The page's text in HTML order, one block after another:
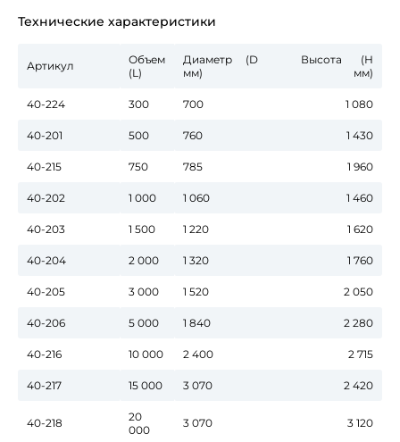
Технические характеристики
Артикул
Объем
(L)
Диаметр (D
мм)
Высота (Н
мм)
40-224 300 700 1 080
40-201 500 760 1 430
40-215 750 785 1 960
40-202 1 000 1 060 1 460
40-203 1 500 1 220 1 620
40-204 2 000 1 320 1 760
40-205 3 000 1 520 2 050
40-206 5 000 1 840 2 280
40-216 10 000 2 400 2 715
40-217 15 000 3 070 2 420
40-218
20
000
3 070 3 120